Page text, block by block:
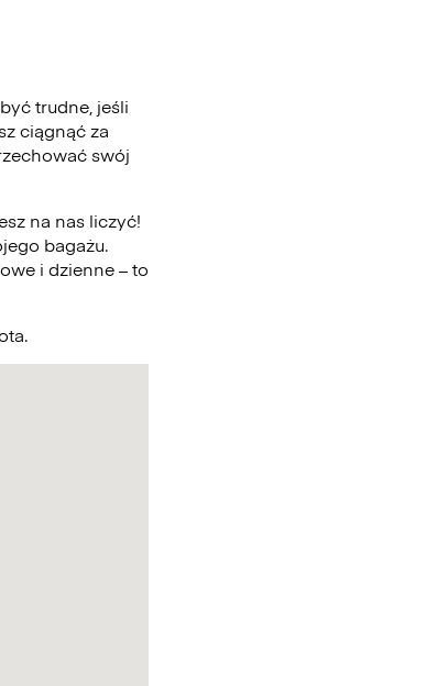
trudne, jeśli
ciągnąć za
swój
na nas liczyć!
bagażu.
i dzienne – to